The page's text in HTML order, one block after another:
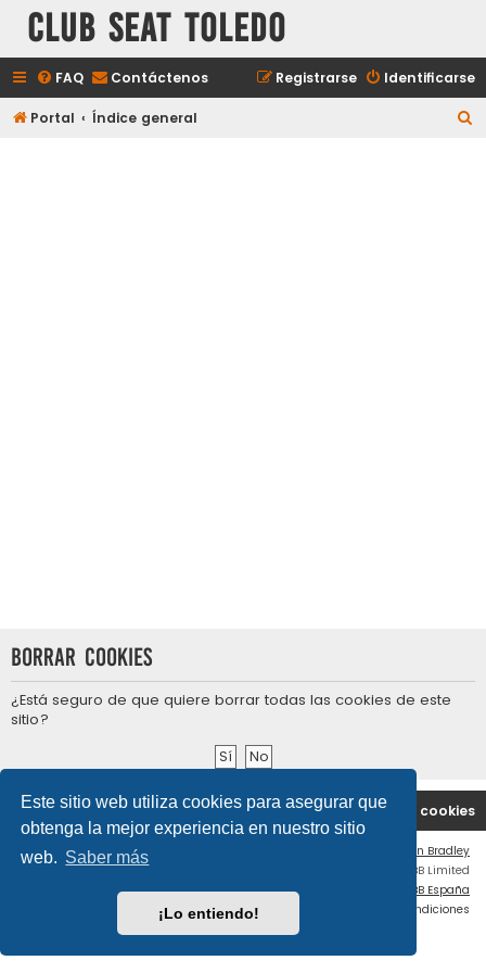
Este sitio web utiliza cookies para asegurar que
obtenga la mejor experiencia en nuestro sitio
web. Saber más
¡Lo entiendo!
Club Seat Toledo
FAQ Contáctenos Identificarse
Registrarse
Portal Índice general
Borrar cookies
¿Está seguro de que quiere borrar todas las cookies de este
sitio?
Portal Índice general Borrar cookies
Contáctenos
Ian Bradley
Desarrollado por
® Forum Software © phpBB Limited
Traducción al español por
phpBB España
Condiciones